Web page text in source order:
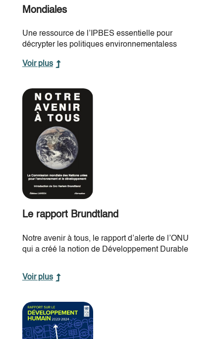
Mondiales
Une ressource de l’IPBES essentielle pour
décrypter les politiques environnementaless
Voir plus
Le rapport Brundtland
Notre avenir à tous, le rapport d’alerte de l’ONU
qui a créé la notion de Développement Durable
Voir plus